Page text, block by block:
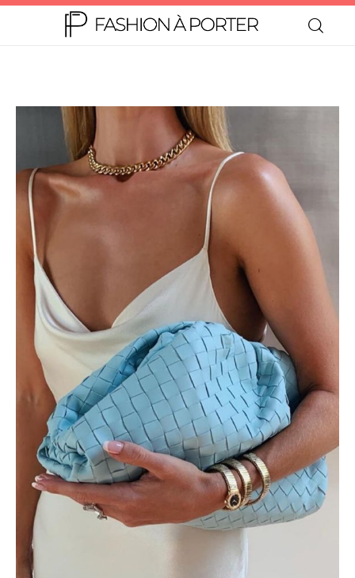
Beleza
Teen
Negócios
Comportamento
Lifestyle
Entrevista
Web stories
Quem somos
Contato